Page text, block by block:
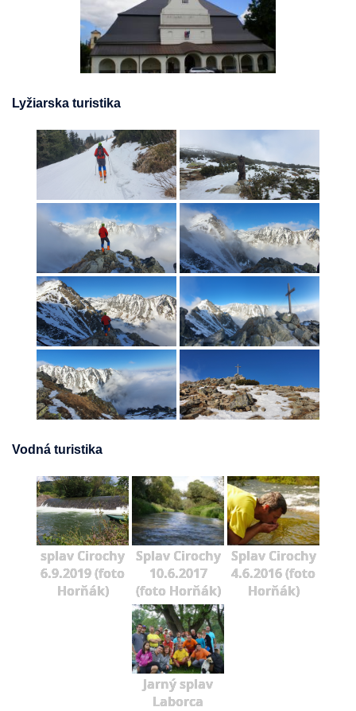
Lyžiarska turistika
Vodná turistika
splav Cirochy
6.9.2019 (foto
Horňák)
Splav Cirochy
10.6.2017
(foto Horňák)
Splav Cirochy
4.6.2016 (foto
Horňák)
Jarný splav
Laborca